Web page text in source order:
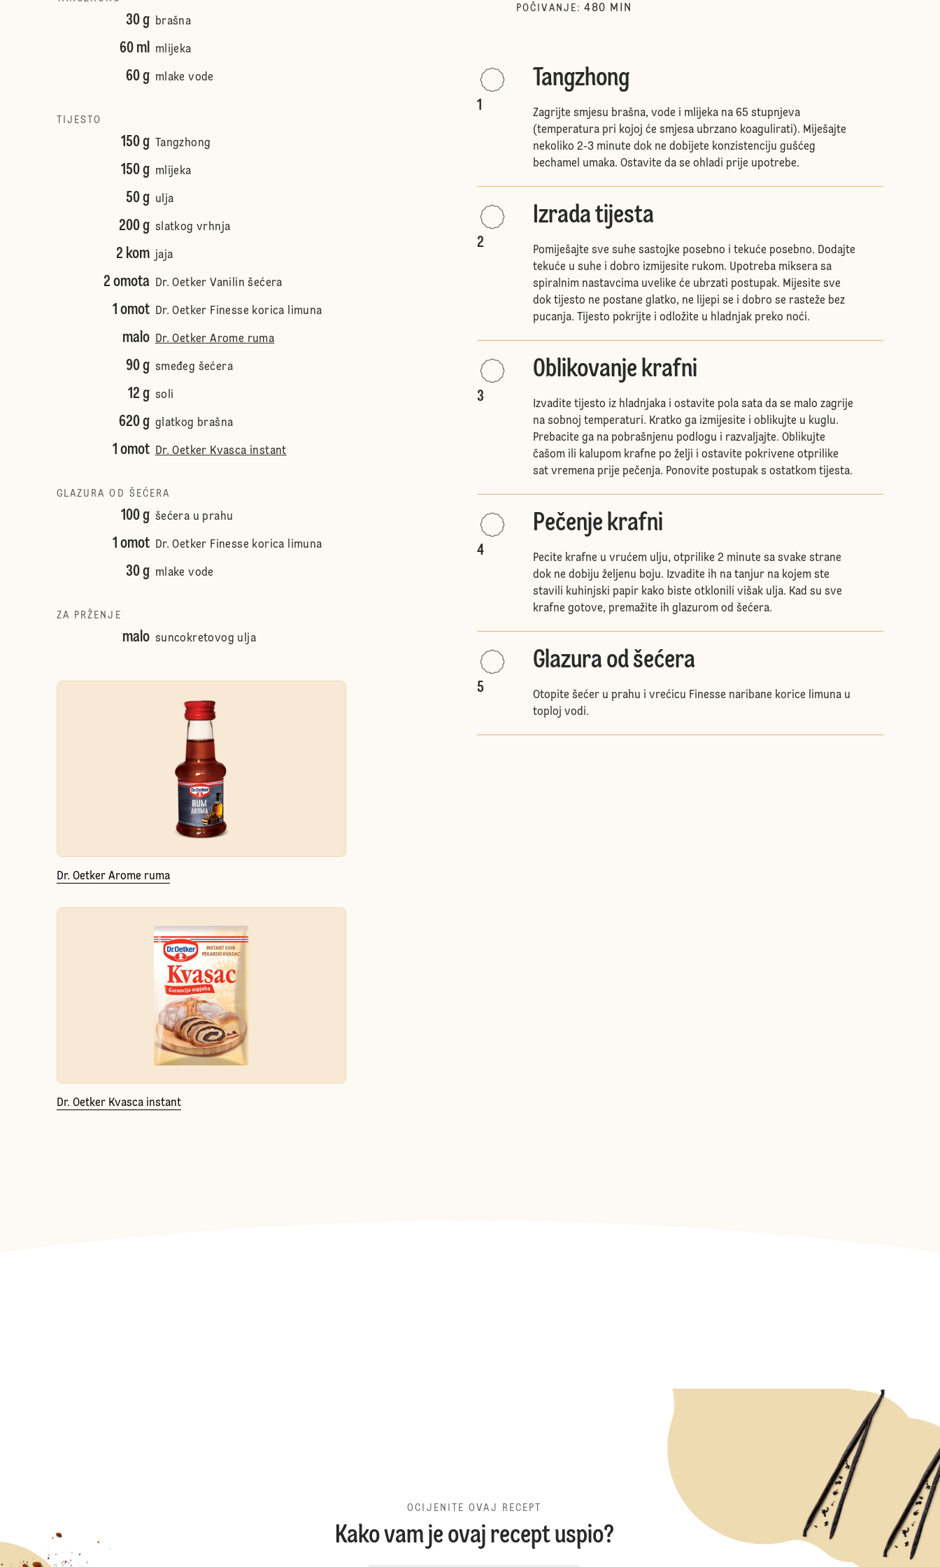
30 g brašna
60 ml mlijeka
60 g mlake vode
TIJESTO
150 g Tangzhong
150 g mlijeka
50 g ulja
200 g slatkog vrhnja
2 kom jaja
2 omota Dr. Oetker Vanilin šećera
1 omot Dr. Oetker Finesse korica limuna
malo Dr. Oetker Arome ruma
90 g smeđeg šećera
12 g soli
620 g glatkog brašna
1 omot Dr. Oetker Kvasca instant
GLAZURA OD ŠEĆERA
100 g šećera u prahu
1 omot Dr. Oetker Finesse korica limuna
30 g mlake vode
ZA PRŽENJE
malo suncokretovog ulja
Dr. Oetker Arome ruma
Dr. Oetker Kvasca instant
POČIVANJE : 480 MIN
1
Tangzhong
Zagrijte smjesu brašna, vode i mlijeka na 65 stupnjeva
(temperatura pri kojoj će smjesa ubrzano koagulirati). Miješajte
nekoliko 2-3 minute dok ne dobijete konzistenciju gušćeg
bechamel umaka. Ostavite da se ohladi prije upotrebe.
2
Izrada tijesta
Pomiješajte sve suhe sastojke posebno i tekuće posebno. Dodajte
tekuće u suhe i dobro izmijesite rukom. Upotreba miksera sa
spiralnim nastavcima uvelike će ubrzati postupak. Mijesite sve
dok tijesto ne postane glatko, ne lijepi se i dobro se rasteže bez
pucanja. Tijesto pokrijte i odložite u hladnjak preko noći.
3
Oblikovanje krafni
Izvadite tijesto iz hladnjaka i ostavite pola sata da se malo zagrije
na sobnoj temperaturi. Kratko ga izmijesite i oblikujte u kuglu.
Prebacite ga na pobrašnjenu podlogu i razvaljajte. Oblikujte
čašom ili kalupom krafne po želji i ostavite pokrivene otprilike
sat vremena prije pečenja. Ponovite postupak s ostatkom tijesta.
4
Pečenje krafni
Pecite krafne u vrućem ulju, otprilike 2 minute sa svake strane
dok ne dobiju željenu boju. Izvadite ih na tanjur na kojem ste
stavili kuhinjski papir kako biste otklonili višak ulja. Kad su sve
krafne gotove, premažite ih glazurom od šećera.
5
Glazura od šećera
Otopite šećer u prahu i vrećicu Finesse naribane korice limuna u
toploj vodi.
OCIJENITE OVAJ RECEPT
Kako vam je ovaj recept uspio?